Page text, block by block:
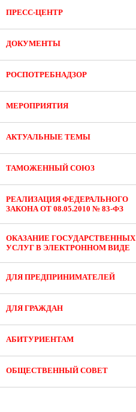
ПРЕСС-ЦЕНТР
ДОКУМЕНТЫ
РОСПОТРЕБНАДЗОР
МЕРОПРИЯТИЯ
АКТУАЛЬНЫЕ ТЕМЫ
ТАМОЖЕННЫЙ СОЮЗ
РЕАЛИЗАЦИЯ ФЕДЕРАЛЬНОГО
ЗАКОНА ОТ 08.05.2010 № 83-ФЗ
ОКАЗАНИЕ ГОСУДАРСТВЕННЫХ
УСЛУГ В ЭЛЕКТРОННОМ ВИДЕ
ДЛЯ ПРЕДПРИНИМАТЕЛЕЙ
ДЛЯ ГРАЖДАН
АБИТУРИЕНТАМ
ОБЩЕСТВЕННЫЙ СОВЕТ